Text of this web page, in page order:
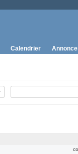
Calendrier